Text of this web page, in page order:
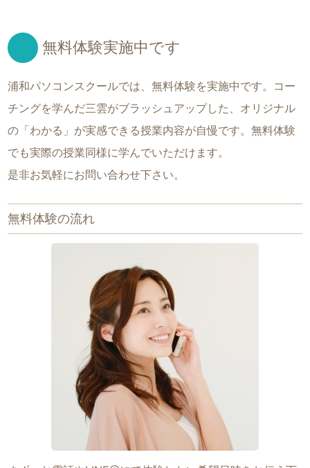
無料体験実施中です
浦和パソコンスクールでは、無料体験を実施中です。コー
チングを学んだ三雲がブラッシュアップした、オリジナル
の「わかる」が実感できる授業内容が自慢です。無料体験
でも実際の授業同様に学んでいただけます。
是非お気軽にお問い合わせ下さい。
無料体験の流れ